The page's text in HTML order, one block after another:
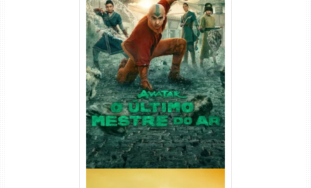
Avatar: O Último Mestre do
Ar 2ª Temporada Torrent
(2026) WEB-DL 1080p Dual
Áudio